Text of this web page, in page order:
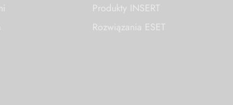
Produkty INSERT
Rozwiązania ESET